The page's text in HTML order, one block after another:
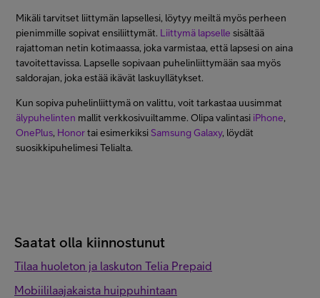
Mikäli tarvitset liittymän lapsellesi, löytyy meiltä myös perheen
pienimmille sopivat ensiliittymät. Liittymä lapselle sisältää
rajattoman netin kotimaassa, joka varmistaa, että lapsesi on aina
tavoitettavissa. Lapselle sopivaan puhelinliittymään saa myös
saldorajan, joka estää ikävät laskuyllätykset.
Kun sopiva puhelinliittymä on valittu, voit tarkastaa uusimmat
älypuhelinten mallit verkkosivuiltamme. Olipa valintasi iPhone,
OnePlus, Honortai esimerkiksiSamsung Galaxy, löydät
suosikkipuhelimesi Telialta.
Saatat olla kiinnostunut
Tilaa huoleton ja laskuton Telia Prepaid
Mobiililaajakaista huippuhintaan